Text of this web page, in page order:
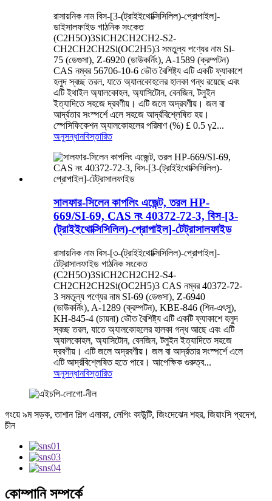
রাসায়নিক নাম বিস-[3-(ট্রাইইথোক্সিসিলিল)-প্রোপাইল]-
ডাইসালফাইড গাঠনিক সংকেত
(C2H5O)3SiCH2CH2CH2-S2-
CH2CH2CH2Si(OC2H5)3 সমতুল্য পণ্যের নাম Si-
75 (ডেগুসা), Z-6920 (ডাউকর্নিং), A-1589 (ক্রম্পটন)
CAS নম্বর 56706-10-6 ভৌত বৈশিষ্ট্য এটি একটি ফ্যাকাশে
হলুদ স্বচ্ছ তরল, যাতে অ্যালকোহলের হালকা গন্ধ রয়েছে এবং
এটি ইথাইল অ্যালকোহল, অ্যাসিটোন, বেনজিন, টলুইন
ইত্যাদিতে সহজে দ্রবণীয়। এটি জলে অদ্রবণীয়। জল বা
আর্দ্রতার সংস্পর্শে এলে সহজে আর্দ্রবিশ্লেষিত হয়।
স্পেসিফিকেশন অ্যালকোহলের পরিমাণ (%) £ 0.5 γ2...
অনুসন্ধানবিস্তারিত
সালফার-সিলেন কাপলিং এজেন্ট, তরল HP-
669/SI-69, CAS নং 40372-72-3, বিস-[3-
(ট্রাইইথোক্সিসিলিল)-প্রোপাইল]-টেট্রাসালফাইড
রাসায়নিক নাম বিস-[৩-(ট্রাইইথোক্সিসিলিল)-প্রোপাইল]-
টেট্রাসালফাইড গাঠনিক সংকেত
(C2H5O)3SiCH2CH2CH2-S4-
CH2CH2CH2Si(OC2H5)3 CAS নম্বর 40372-72-
3 সমতুল্য পণ্যের নাম SI-69 (ডেগুসা), Z-6940
(ডাউকর্নিং), A-1289 (ক্রম্পটন), KBE-846 (শিন-এৎসু),
KH-845-4 (চায়না) ভৌত বৈশিষ্ট্য এটি একটি ফ্যাকাশে হলুদ
স্বচ্ছ তরল, যাতে অ্যালকোহলের হালকা গন্ধ আছে এবং এটি
অ্যালকোহল, অ্যাসিটোন, বেনজিন, টলুইন ইত্যাদিতে সহজে
দ্রবণীয়। এটি জলে অদ্রবণীয়। জল বা আর্দ্রতার সংস্পর্শে এলে
এটি আর্দ্রবিশ্লেষিত হতে পারে। আপেক্ষিক গুরুত্ব...
অনুসন্ধানবিস্তারিত
গংয়ে ৯ম সড়ক, তাশান শিল্প এলাকা, লেপিং কাউন্টি, জিংদেঝেন শহর, জিয়াংসি প্রদেশ,
চীন
কোম্পানি সম্পর্কে